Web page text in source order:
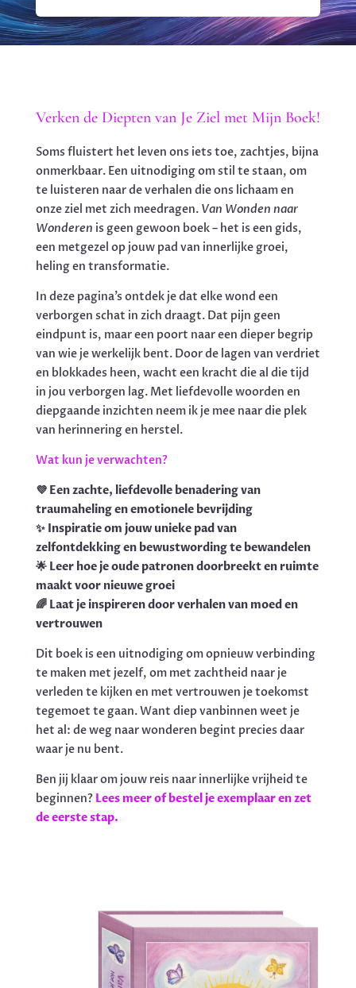
Verken de Diepten van Je Ziel met Mijn Boek!
Soms fluistert het leven ons iets toe, zachtjes, bijna
onmerkbaar. Een uitnodiging om stil te staan, om
te luisteren naar de verhalen die ons lichaam en
onze ziel met zich meedragen. Van Wonden naar
Wonderen is geen gewoon boek – het is een gids,
een metgezel op jouw pad van innerlijke groei,
heling en transformatie.
In deze pagina’s ontdek je dat elke wond een
verborgen schat in zich draagt. Dat pijn geen
eindpunt is, maar een poort naar een dieper begrip
van wie je werkelijk bent. Door de lagen van verdriet
en blokkades heen, wacht een kracht die al die tijd
in jou verborgen lag. Met liefdevolle woorden en
diepgaande inzichten neem ik je mee naar die plek
van herinnering en herstel.
Wat kun je verwachten?
💜 Een zachte, liefdevolle benadering van
traumaheling en emotionele bevrijding
✨ Inspiratie om jouw unieke pad van
zelfontdekking en bewustwording te bewandelen
🌟 Leer hoe je oude patronen doorbreekt en ruimte
maakt voor nieuwe groei
🌈 Laat je inspireren door verhalen van moed en
vertrouwen
Dit boek is een uitnodiging om opnieuw verbinding
te maken met jezelf, om met zachtheid naar je
verleden te kijken en met vertrouwen je toekomst
tegemoet te gaan. Want diep vanbinnen weet je
het al: de weg naar wonderen begint precies daar
waar je nu bent.
Ben jij klaar om jouw reis naar innerlijke vrijheid te
beginnen? Lees meer of bestel je exemplaar en zet
de eerste stap.